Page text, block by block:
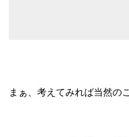
まぁ、考えてみれば当然の